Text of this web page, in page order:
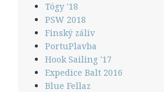
Tógy '18
PSW 2018
Finský záliv
PortuPlavba
Hook Sailing '17
Expedice Balt 2016
Blue Fellaz